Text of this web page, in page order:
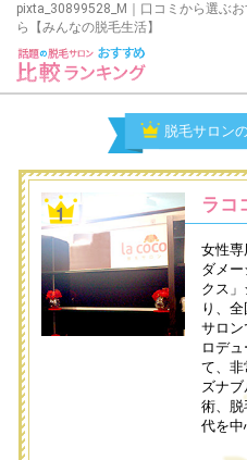
pixta_30899528_M｜口コミから選ぶ
ら【みんなの脱毛生活】
脱毛サロン
ラコ
女性専
ダメー
クス
り、
サロン
ロデ
て、非
ズナ
術、脱
代を中